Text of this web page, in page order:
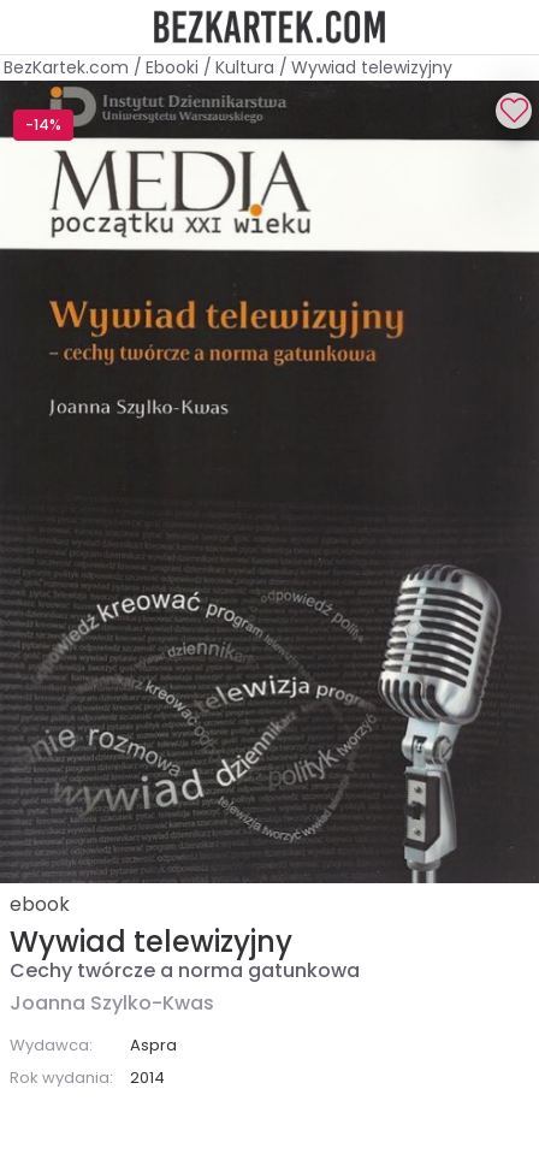
BezKartek.com / Ebooki / Kultura / Wywiad telewizyjny
-14%
ebook
Wywiad telewizyjny
Cechy twórcze a norma gatunkowa
Joanna Szylko-Kwas
Wydawca:
Aspra
Rok wydania:
2014